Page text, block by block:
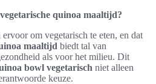
quinoa maaltijd?
ervoor om vegetarisch te eten, en dat
maaltijd biedt tal van
als voor het milieu. Dit
bowl vegetarisch niet alleen
keuze.